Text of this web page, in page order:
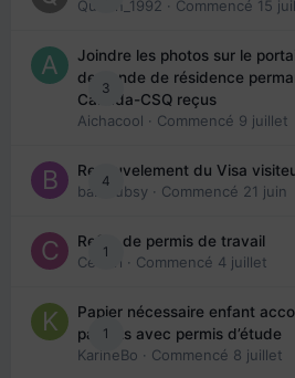
Queen_1992 · Commencé 15
3
Joindre les photos sur le
demande de résidence
Canada-CSQ reçus
Aichacool · Commencé 9 juillet
4
Renouvelement du Visa
babibubsy · Commencé 21 juin
1
Refus de permis de travail
Cedbri · Commencé 4 juillet
1
Papier nécessaire enfant
parents avec permis d’étude
KarineBo · Commencé 8 juillet